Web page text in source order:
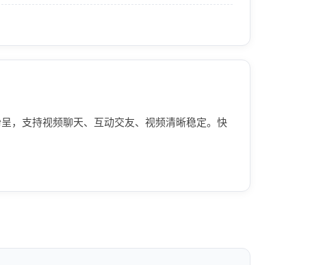
，支持视频聊天、互动交友、视频清晰稳定。快